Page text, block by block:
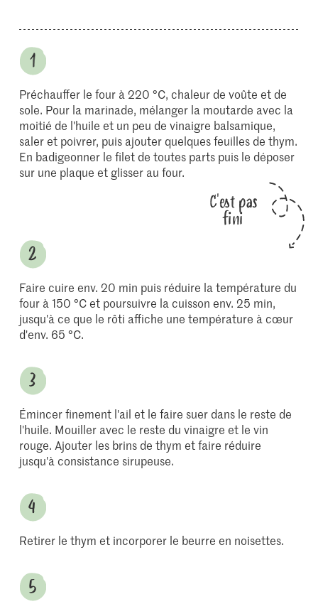
Préchauffer le four à 220 °C, chaleur de voûte et de
sole. Pour la marinade, mélanger la moutarde avec la
moitié de l'huile et un peu de vinaigre balsamique,
saler et poivrer, puis ajouter quelques feuilles de thym.
En badigeonner le filet de toutes parts puis le déposer
sur une plaque et glisser au four.
C'est pas
fini
Faire cuire env. 20 min puis réduire la température du
four à 150 °C et poursuivre la cuisson env. 25 min,
jusqu'à ce que le rôti affiche une température à cœur
d'env. 65 °C.
Émincer finement l'ail et le faire suer dans le reste de
l'huile. Mouiller avec le reste du vinaigre et le vin
rouge. Ajouter les brins de thym et faire réduire
jusqu'à consistance sirupeuse.
Retirer le thym et incorporer le beurre en noisettes.